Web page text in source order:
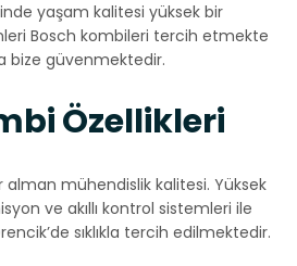
yaşam kalitesi yüksek bir
Bosch kombileri tercih etmekte
bize güvenmektedir.
Özellikleri
mühendislik kalitesi. Yüksek
ve akıllı kontrol sistemleri ile
sıklıkla tercih edilmektedir.